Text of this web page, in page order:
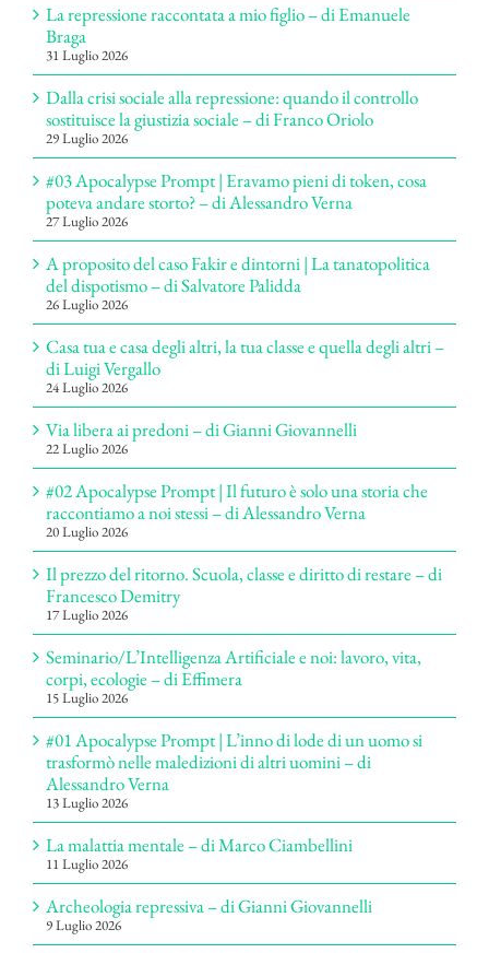
La repressione raccontata a mio figlio – di Emanuele
Braga
31 Luglio 2026
Dalla crisi sociale alla repressione: quando il controllo
sostituisce la giustizia sociale – di Franco Oriolo
29 Luglio 2026
#03 Apocalypse Prompt | Eravamo pieni di token, cosa
poteva andare storto? – di Alessandro Verna
27 Luglio 2026
A proposito del caso Fakir e dintorni | La tanatopolitica
del dispotismo – di Salvatore Palidda
26 Luglio 2026
Casa tua e casa degli altri, la tua classe e quella degli altri –
di Luigi Vergallo
24 Luglio 2026
Via libera ai predoni – di Gianni Giovannelli
22 Luglio 2026
#02 Apocalypse Prompt | Il futuro è solo una storia che
raccontiamo a noi stessi – di Alessandro Verna
20 Luglio 2026
Il prezzo del ritorno. Scuola, classe e diritto di restare – di
Francesco Demitry
17 Luglio 2026
Seminario/L’Intelligenza Artificiale e noi: lavoro, vita,
corpi, ecologie – di Effimera
15 Luglio 2026
#01 Apocalypse Prompt | L’inno di lode di un uomo si
trasformò nelle maledizioni di altri uomini – di
Alessandro Verna
13 Luglio 2026
La malattia mentale – di Marco Ciambellini
11 Luglio 2026
Archeologia repressiva – di Gianni Giovannelli
9 Luglio 2026